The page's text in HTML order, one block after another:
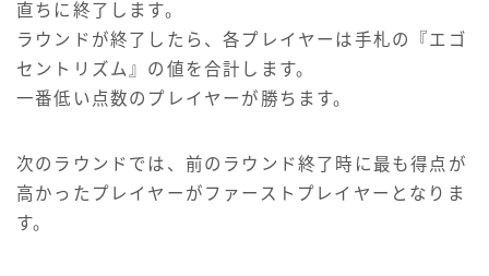
直ちに終了します。
ラウンドが終了したら、各プレイヤーは手札の『エゴ
セントリズム』の値を合計します。
一番低い点数のプレイヤーが勝ちます。
次のラウンドでは、前のラウンド終了時に最も得点が
高かったプレイヤーがファーストプレイヤーとなりま
す。